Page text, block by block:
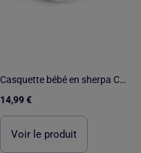
Casquette bébé en sherpa Charlie
14,99 €
Voir le produit